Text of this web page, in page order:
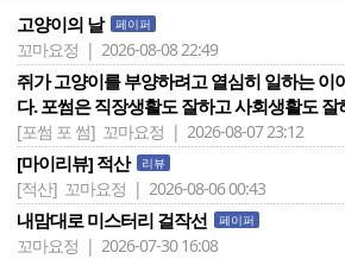
고양이의 날 페이퍼
꼬마요정 | 2026-08-08 22:49
쥐가 고양이를 부양하려고 열심히 일하는 이
다. 포썸은 직장생활도 잘하고 사회생활도 잘
[포썸 포 썸] 꼬마요정 | 2026-08-07 23:12
[마이리뷰] 적산 리뷰
[적산] 꼬마요정 | 2026-08-06 00:43
내맘대로 미스터리 걸작선 페이퍼
꼬마요정 | 2026-07-30 16:08